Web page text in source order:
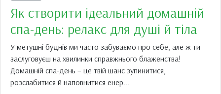
Як створити ідеальний домашній
спа-день: релакс для душі й тіла
У метушні буднів ми часто забуваємо про себе, але ж ти
заслуговуєш на хвилинки справжнього блаженства!
Домашній спа-день – це твій шанс зупинитися,
розслабитися й наповнитися енер...